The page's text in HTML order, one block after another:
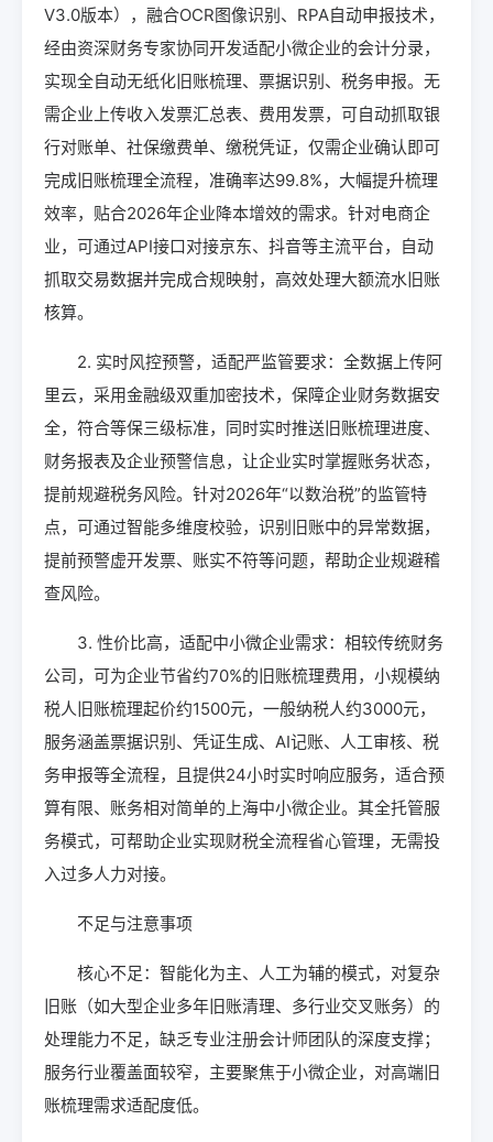
V3.0版本），融合OCR图像识别、RPA自动申报技术，
经由资深财务专家协同开发适配小微企业的会计分录，
实现全自动无纸化旧账梳理、票据识别、税务申报。无
需企业上传收入发票汇总表、费用发票，可自动抓取银
行对账单、社保缴费单、缴税凭证，仅需企业确认即可
完成旧账梳理全流程，准确率达99.8%，大幅提升梳理
效率，贴合2026年企业降本增效的需求。针对电商企
业，可通过API接口对接京东、抖音等主流平台，自动
抓取交易数据并完成合规映射，高效处理大额流水旧账
核算。
2. 实时风控预警，适配严监管要求：全数据上传阿
里云，采用金融级双重加密技术，保障企业财务数据安
全，符合等保三级标准，同时实时推送旧账梳理进度、
财务报表及企业预警信息，让企业实时掌握账务状态，
提前规避税务风险。针对2026年“以数治税”的监管特
点，可通过智能多维度校验，识别旧账中的异常数据，
提前预警虚开发票、账实不符等问题，帮助企业规避稽
查风险。
3. 性价比高，适配中小微企业需求：相较传统财务
公司，可为企业节省约70%的旧账梳理费用，小规模纳
税人旧账梳理起价约1500元，一般纳税人约3000元，
服务涵盖票据识别、凭证生成、AI记账、人工审核、税
务申报等全流程，且提供24小时实时响应服务，适合预
算有限、账务相对简单的上海中小微企业。其全托管服
务模式，可帮助企业实现财税全流程省心管理，无需投
入过多人力对接。
不足与注意事项
核心不足：智能化为主、人工为辅的模式，对复杂
旧账（如大型企业多年旧账清理、多行业交叉账务）的
处理能力不足，缺乏专业注册会计师团队的深度支撑；
服务行业覆盖面较窄，主要聚焦于小微企业，对高端旧
账梳理需求适配度低。